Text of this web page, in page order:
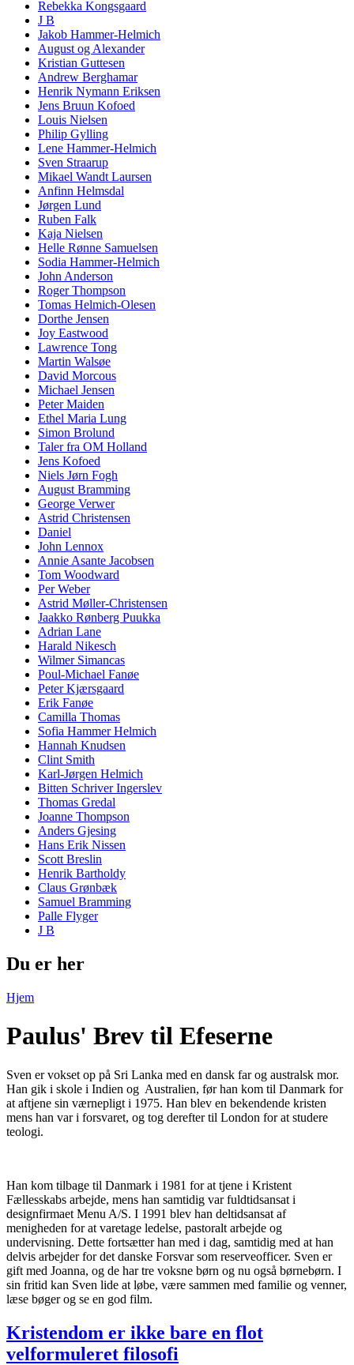
Rebekka Kongsgaard
J B
Jakob Hammer-Helmich
August og Alexander
Kristian Guttesen
Andrew Berghamar
Henrik Nymann Eriksen
Jens Bruun Kofoed
Louis Nielsen
Philip Gylling
Lene Hammer-Helmich
Sven Straarup
Mikael Wandt Laursen
Anfinn Helmsdal
Jørgen Lund
Ruben Falk
Kaja Nielsen
Helle Rønne Samuelsen
Sodia Hammer-Helmich
John Anderson
Roger Thompson
Tomas Helmich-Olesen
Dorthe Jensen
Joy Eastwood
Lawrence Tong
Martin Walsøe
David Morcous
Michael Jensen
Peter Maiden
Ethel Maria Lung
Simon Brolund
Taler fra OM Holland
Jens Kofoed
Niels Jørn Fogh
August Bramming
George Verwer
Astrid Christensen
Daniel
John Lennox
Annie Asante Jacobsen
Tom Woodward
Per Weber
Astrid Møller-Christensen
Jaakko Rønberg Puukka
Adrian Lane
Harald Nikesch
Wilmer Simancas
Poul-Michael Fanøe
Peter Kjærsgaard
Erik Fanøe
Camilla Thomas
Sofia Hammer Helmich
Hannah Knudsen
Clint Smith
Karl-Jørgen Helmich
Bitten Schriver Ingerslev
Thomas Gredal
Joanne Thompson
Anders Gjesing
Hans Erik Nissen
Scott Breslin
Henrik Bartholdy
Claus Grønbæk
Samuel Bramming
Palle Flyger
J B
Du er her
Hjem
Paulus' Brev til Efeserne
Sven er vokset op på Sri Lanka med en dansk far og australsk mor.
Han gik i skole i Indien og Australien, før han kom til Danmark for
at aftjene sin værnepligt i 1975. Han blev en bekendende kristen
mens han var i forsvaret, og tog derefter til London for at studere
teologi.
Han kom tilbage til Danmark i 1981 for at tjene i Kristent
Fællesskabs arbejde, mens han samtidig var fuldtidsansat i
designfirmaet Menu A/S. I 1991 blev han deltidsansat af
menigheden for at varetage ledelse, pastoralt arbejde og
undervisning. Dette fortsætter han med i dag, samtidig med at han
delvis arbejder for det danske Forsvar som reserveofficer. Sven er
gift med Joanna, og de har tre voksne børn og nu også børnebørn. I
sin fritid kan Sven lide at løbe, være sammen med familie og venner,
læse bøger og se en god film.
Kristendom er ikke bare en flot
velformuleret filosofi